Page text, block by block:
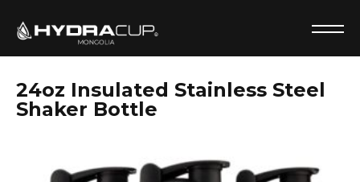
24oz Insulated Stainless Steel
Shaker Bottle